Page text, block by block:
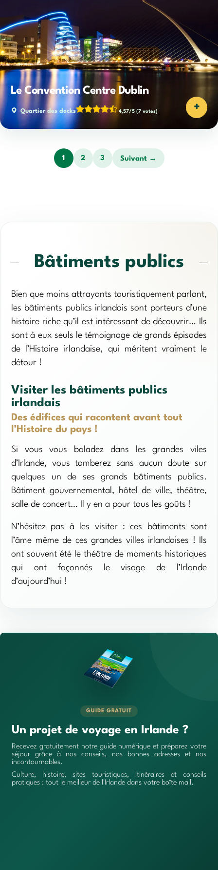
Le Convention Centre Dublin
Quartier des docks 4,57/5 (7 votes) +
1 2 3 Suivant →
Bâtiments publics
Bien que moins attrayants touristiquement parlant,
les bâtiments publics irlandais sont porteurs d’une
histoire riche qu’il est intéressant de découvrir… Ils
sont à eux seuls le témoignage de grands épisodes
de l’Histoire irlandaise, qui méritent vraiment le
détour !
Visiter les bâtiments publics
irlandais
Des édifices qui racontent avant tout
l’Histoire du pays !
Si vous vous baladez dans les grandes viles
d’Irlande, vous tomberez sans aucun doute sur
quelques un de ses grands bâtiments publics.
Bâtiment gouvernemental, hôtel de ville, théâtre,
salle de concert… Il y en a pour tous les goûts !
N’hésitez pas à les visiter : ces bâtiments sont
l’âme même de ces grandes villes irlandaises ! Ils
ont souvent été le théâtre de moments historiques
qui ont façonnés le visage de l’Irlande
d’aujourd’hui !
GUIDE GRATUIT
Un projet de voyage en Irlande ?
Recevez gratuitement notre guide numérique et préparez votre
séjour grâce à nos conseils, nos bonnes adresses et nos
incontournables.
Culture, histoire, sites touristiques, itinéraires et conseils
pratiques : tout le meilleur de l'Irlande dans votre boîte mail.